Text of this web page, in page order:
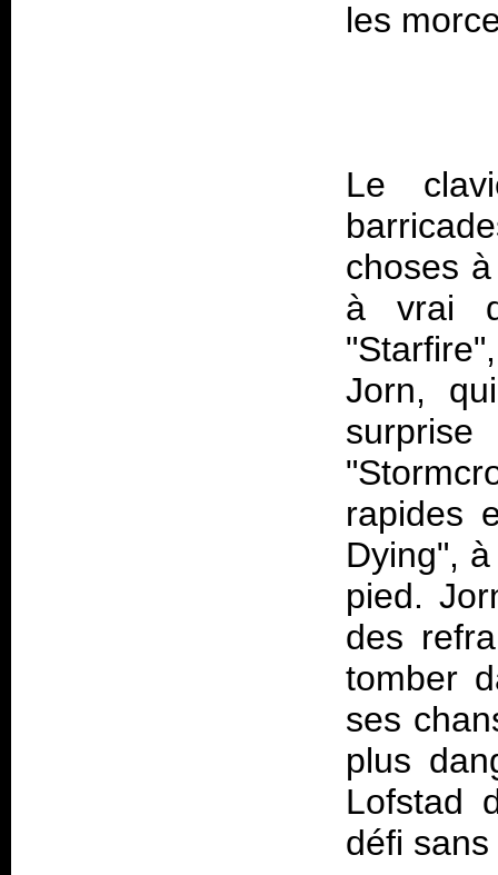
Le
choses
à vrai
Jorn,
rapides
Dying",
pied.
des
tomber
ses
plus
Lofstad